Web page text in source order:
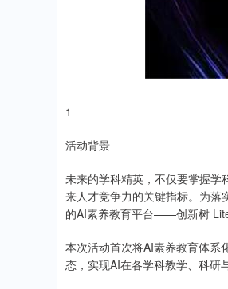
1
活动背景
未来的学科精英，不仅要掌握
来人才竞争力的关键指标。为落
的AI素养教育平台——创新树
本次活动首次将AI素养教育体
态，实现AI在各学科教学、科研